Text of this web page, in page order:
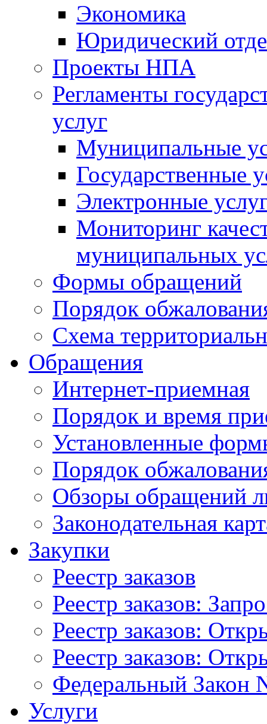
Экономика
Юридический
Проекты НПА
Регламенты
услуг
Муниципальные
Государственные
Электронные
Мониторинг
муниципальных
Формы обращений
Порядок
Схема
Обращения
Интернет-приемная
Порядок и время
Установленные
Порядок
Обзоры обращений
Законодательная
Закупки
Реестр заказов
Реестр заказов:
Реестр заказов:
Реестр заказов:
Федеральный Закон
Услуги